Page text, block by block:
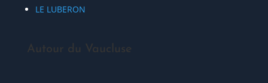
LE LUBERON
Autour du Vaucluse